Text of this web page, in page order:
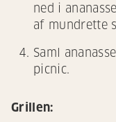
ned i
af mundrette
Saml
picnic.
Grillen: